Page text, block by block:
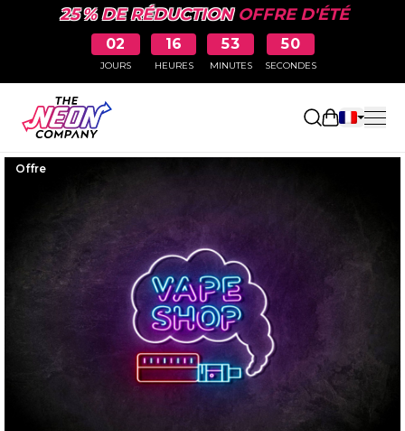
25 % DE RÉDUCTIONOFFRE D'ÉTÉ
02
JOURS
16
HEURES
53
MINUTES
49
SECONDES
Ouvrir le
Offre